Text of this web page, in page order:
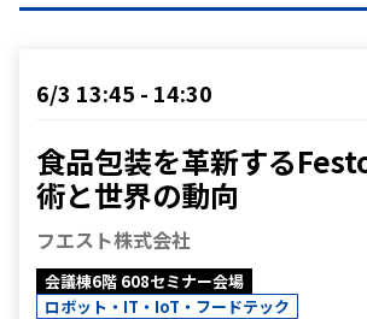
6/3 13:45 - 14:30
食品包装を革新する
術と世界の動向
フエスト株式会社
会議棟6階 608セミナー会場
ロボット・IT・IoT・フードテック